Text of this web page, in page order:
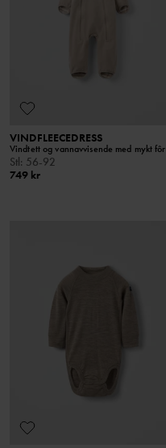
VINDFLEECEDRESS
Vindtett og vannavvisende med mykt fôr
Stl: 56-92
749 kr